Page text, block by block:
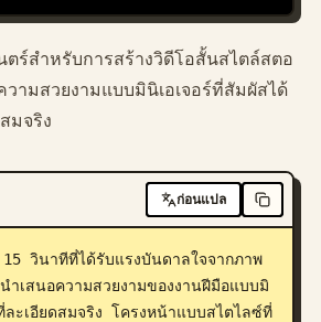
ร์สำหรับการสร้างวิดีโอสั้นสไตล์สตอ
ามสวยงามแบบมินิเอเจอร์ที่สัมผัสได้
มจริง
ก่อนแปล
วินาทีที่ได้รับแรงบันดาลใจจากภาพ
เสนอความสวยงามของงานฝีมือแบบมิ
ละเอียดสมจริง โครงหน้าแบบสไตไลซ์ที่